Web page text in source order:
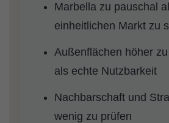
Marbella zu pauschal
einheitlichen Markt zu
Außenflächen höher
als echte Nutzbarkeit
Nachbarschaft und
wenig zu prüfen